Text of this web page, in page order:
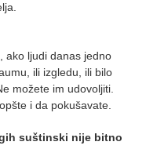
ako ljudi danas jedno
ili izgledu, ili bilo
možete im udovoljiti.
i da pokušavate.
suštinski nije bitno